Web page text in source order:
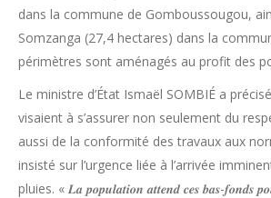
dans la commune de Gomboussougou,
Somzanga (27,4 hectares) dans la
périmètres sont aménagés au profit des
Le ministre d’État Ismaël SOMBIÉ a
visaient à s’assurer non seulement du
aussi de la conformité des travaux aux
insisté sur l’urgence liée à l’arrivée
pluies. « 𝑳𝒂 𝒑𝒐𝒑𝒖𝒍𝒂𝒕𝒊𝒐𝒏 𝒂𝒕𝒕𝒆𝒏𝒅 𝒄𝒆𝒔 𝒃𝒂𝒔-𝒇𝒐𝒏𝒅𝒔